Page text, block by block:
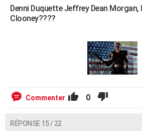
Denni Duquette Jeffrey Dean Morgan,
Clooney????
Commenter 0
RÉPONSE 15 / 22